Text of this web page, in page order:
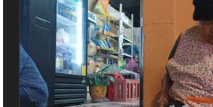
Ciencia y Tecnología
Política Mi Cuarto